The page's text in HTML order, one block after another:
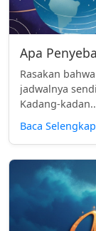
Apa
Rasakan
jadwalnya
Kadang-
Baca